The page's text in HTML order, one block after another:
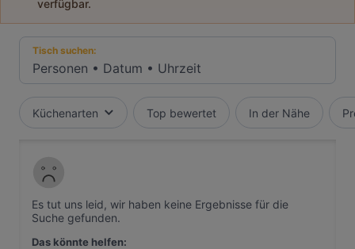
verfügbar.
Tisch suchen:
Personen • Datum • Uhrzeit
Küchenarten Top bewertet In der Nähe
Es tut uns leid, wir haben keine Ergebnisse für die
Suche gefunden.
Das könnte helfen: